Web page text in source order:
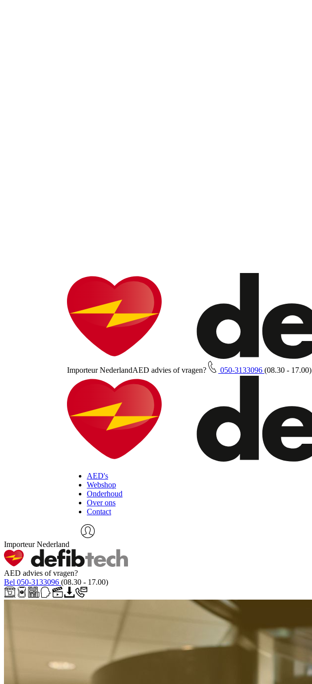
Importeur NederlandAED advies of vragen? 050-3133096 (08.30 - 17.00)
AED's
Webshop
Onderhoud
Over ons
Contact
Importeur Nederland
AED advies of vragen?
Bel 050-3133096 (08.30 - 17.00)